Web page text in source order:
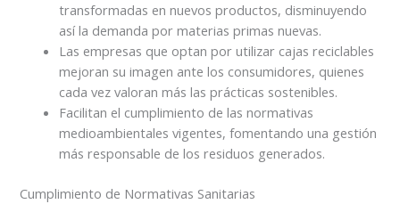
transformadas en nuevos productos, disminuyendo
así la demanda por materias primas nuevas.
Las empresas que optan por utilizar cajas reciclables
mejoran su imagen ante los consumidores, quienes
cada vez valoran más las prácticas sostenibles.
Facilitan el cumplimiento de las normativas
medioambientales vigentes, fomentando una gestión
más responsable de los residuos generados.
Cumplimiento de Normativas Sanitarias